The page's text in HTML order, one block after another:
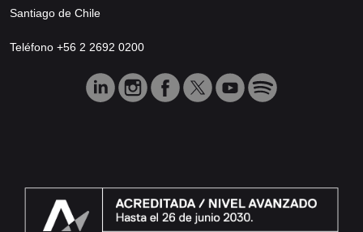
Santiago de Chile
Teléfono +56 2 2692 0200